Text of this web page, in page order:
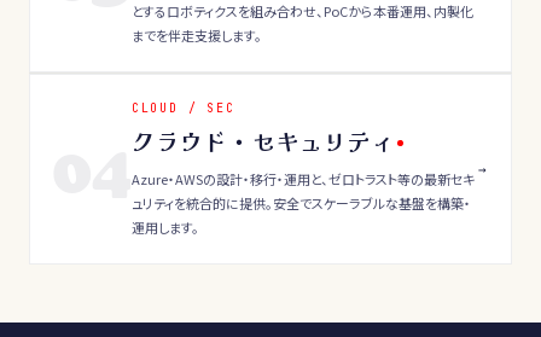
とするロボティクスを組み合わせ、PoCから本番運用、内製化
までを伴走支援します。
CLOUD / SEC
クラウド・セキュリティ
Azure・AWSの設計・移行・運用と、ゼロトラスト等の最新セキ
ュリティを統合的に提供。安全でスケーラブルな基盤を構築・
運用します。
→